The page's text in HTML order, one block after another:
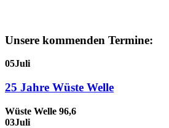
Unsere kommenden Termine:
05Juli
25 Jahre Wüste Welle
Wüste Welle 96,6
03Juli